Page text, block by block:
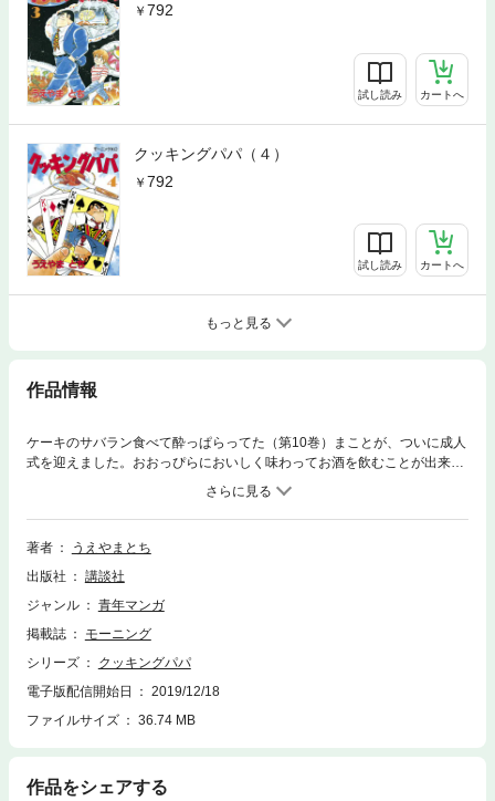
792
試し読み カートへ
クッキングパパ（４）
792
試し読み カートへ
もっと見る
作品情報
ケーキのサバラン食べて酔っぱらってた（第10巻）まことが、ついに成人
式を迎えました。おおっぴらにおいしく味わってお酒を飲むことが出来ま
す。で、荒岩手作りの「からすみ」を肴に二人で乾杯！ 第108巻のメニ
ュー……マロンケーキ／ミックスフライ／青魚の一夜漬け／天草大王のタ
タキ＆鶏ゴボウ／天草大王のローストチキン鍋／からすみ／アカメイモの
煮しめ／ソフトカクテル／うずらの親子丼／キューブタコ焼き
著者
うえやまとち
出版社
講談社
ジャンル
青年マンガ
掲載誌
モーニング
シリーズ
クッキングパパ
電子版配信開始日
2019/12/18
ファイルサイズ
36.74 MB
作品をシェアする